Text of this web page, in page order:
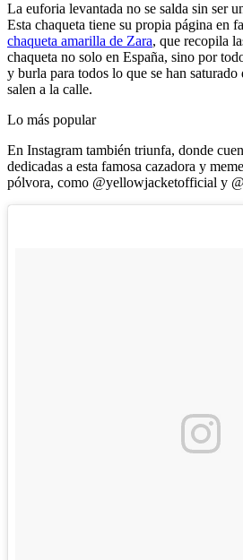
La euforia levantada no se salda sin ser
Esta chaqueta tiene su propia página en
chaqueta amarilla de Zara, que recopila
chaqueta no solo en España, sino por
y burla para todos lo que se han
salen a la calle.
Lo más popular
En Instagram también triunfa, donde
dedicadas a esta famosa cazadora y
pólvora, como @yellowjacketofficial y